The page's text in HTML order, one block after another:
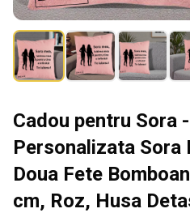
Cadou pentru Sora
Personalizata Sora
Doua Fete
cm, Roz, Husa